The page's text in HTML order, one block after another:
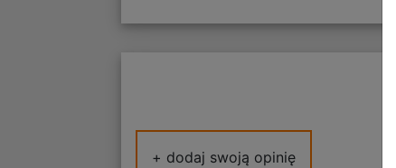
+ dodaj swoją opinię